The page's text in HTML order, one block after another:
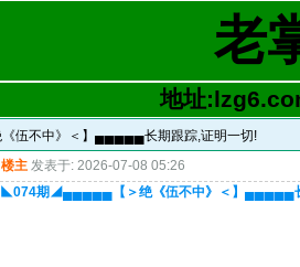
老
地址
不中》＜】▄▄▄▄▄长期跟踪,证明一切!
楼主 发表于: 2026-07-08 05:26
◣074期◢▄▄▄▄▄【＞绝《伍不中》＜】▄▄▄▄▄